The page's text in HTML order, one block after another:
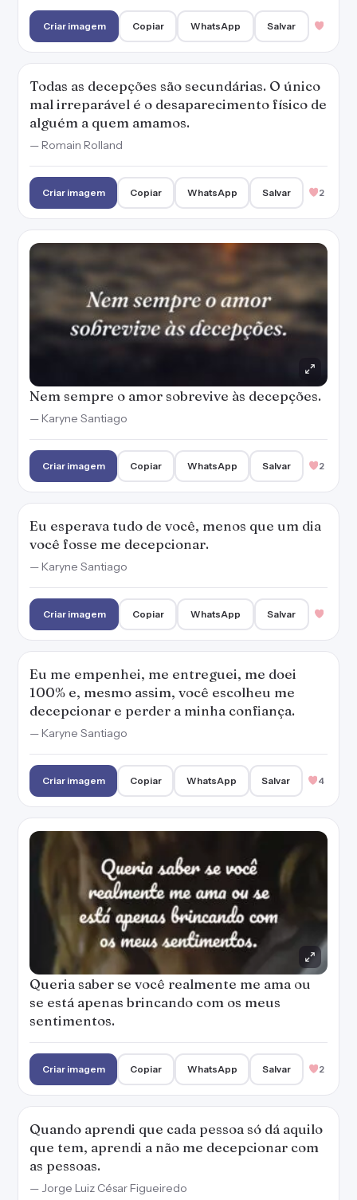
Criar imagem Copiar WhatsApp Salvar
Todas as decepções são secundárias. O único
mal irreparável é o desaparecimento físico de
alguém a quem amamos.
— Romain Rolland
Criar imagem Copiar WhatsApp Salvar 2
Nem sempre o amor sobrevive às decepções.
— Karyne Santiago
Criar imagem Copiar WhatsApp Salvar 2
Eu esperava tudo de você, menos que um dia
você fosse me decepcionar.
— Karyne Santiago
Criar imagem Copiar WhatsApp Salvar
Eu me empenhei, me entreguei, me doei
100% e, mesmo assim, você escolheu me
decepcionar e perder a minha confiança.
— Karyne Santiago
Criar imagem Copiar WhatsApp Salvar 4
Queria saber se você realmente me ama ou
se está apenas brincando com os meus
sentimentos.
Criar imagem Copiar WhatsApp Salvar 2
Quando aprendi que cada pessoa só dá aquilo
que tem, aprendi a não me decepcionar com
as pessoas.
— Jorge Luiz César Figueiredo